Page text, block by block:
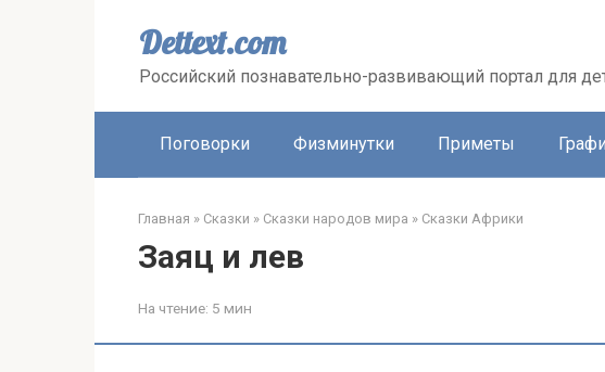
Dettext.com
Российский познавательно-развивающий портал для
Поговорки Физминутки Приметы
Главная » Сказки » Сказки народов мира » Сказки Африки
Заяц и лев
На чтение: 5 мин